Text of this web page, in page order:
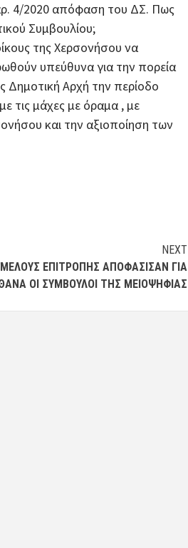
4/2020 απόφαση του ΔΣ. Πως
Συμβουλίου;
της Χερσονήσου να
υπεύθυνα για την πορεία
Αρχή την περίοδο
τις μάχες με όραμα , με
και την αξιοποίηση των
NEXT
ΕΠΙΤΡΟΠΉΣ ΑΠΟΦΆΣΙΣΑΝ ΓΙΑ
ΟΙ ΣΎΜΒΟΥΛΟΙ ΤΗΣ ΜΕΙΟΨΗΦΊΑΣ